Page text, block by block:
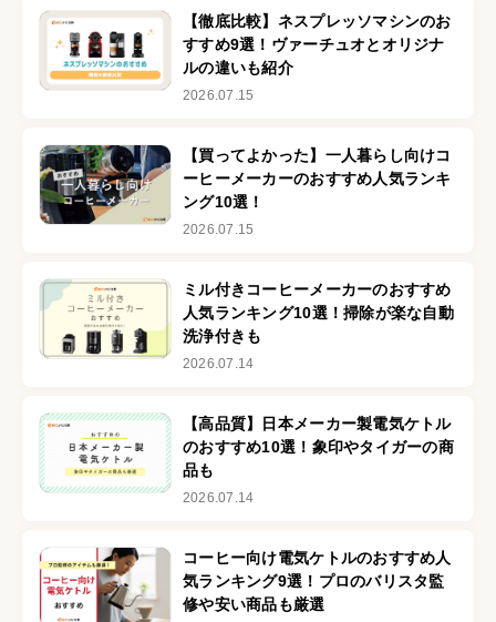
【徹底比較】ネスプレッソマシンのお
すすめ9選！ヴァーチュオとオリジナ
ルの違いも紹介
2026.07.15
【買ってよかった】一人暮らし向けコ
ーヒーメーカーのおすすめ人気ランキ
ング10選！
2026.07.15
ミル付きコーヒーメーカーのおすすめ
人気ランキング10選！掃除が楽な自動
洗浄付きも
2026.07.14
【高品質】日本メーカー製電気ケトル
のおすすめ10選！象印やタイガーの商
品も
2026.07.14
コーヒー向け電気ケトルのおすすめ人
気ランキング9選！プロのバリスタ監
修や安い商品も厳選